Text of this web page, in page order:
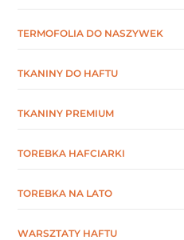
TERMOFOLIA DO NASZYWEK
TKANINY DO HAFTU
TKANINY PREMIUM
TOREBKA HAFCIARKI
TOREBKA NA LATO
WARSZTATY HAFTU